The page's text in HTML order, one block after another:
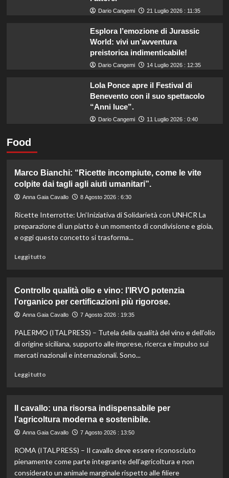
Dario Cangemi 21 Luglio 2026 : 11:35
Esplora l’emozione di Jurassic
World: vivi un’avventura
preistorica indimenticabile!
Dario Cangemi 14 Luglio 2026 : 12:35
Lola Ponce apre il Festival di
Benevento con il suo spettacolo
“Anni luce”.
Dario Cangemi 11 Luglio 2026 : 0:40
Food
Marco Bianchi: “Ricette incompiute, come le vite
colpite dai tagli agli aiuti umanitari”.
Anna Gaia Cavallo 8 Agosto 2026 : 6:30
Ricette Interrotte: Un’Iniziativa di Solidarietà con UNHCR La
preparazione di un piatto è un momento di condivisione e gioia,
e oggi questo concetto si trasforma...
Leggi tuttoLeggi
Marco
Bianchi:
“Ricette
come
le
vite
umanitari”.
Controllo qualità olio e vino: l’IRVO potenzia
l’organico per certificazioni più rigorose.
Anna Gaia Cavallo 7 Agosto 2026 : 19:35
PALERMO (ITALPRESS) – Tutela della qualità del vino e dell’olio
di origine siciliana, supporto alle imprese, ricerca e impulso sui
mercati nazionali e internazionali. Sono...
Leggi tuttoLeggi
Controllo
qualità
olio
vino:
l’IRVO
potenzia
Il cavallo: una risorsa indispensabile per
l’agricoltura moderna e sostenibile.
Anna Gaia Cavallo 7 Agosto 2026 : 13:50
ROMA (ITALPRESS) – Il cavallo deve essere riconosciuto
pienamente come parte integrante dell’agricoltura e non
considerato un animale marginale rispetto alle filiere